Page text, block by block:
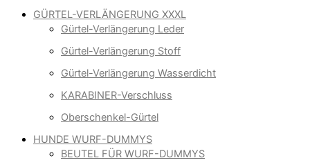
GÜRTEL-VERLÄNGERUNG XXXL
Gürtel-Verlängerung Leder
Gürtel-Verlängerung Stoff
Gürtel-Verlängerung Wasserdicht
KARABINER-Verschluss
Oberschenkel-Gürtel
HUNDE WURF-DUMMYS
BEUTEL FÜR WURF-DUMMYS